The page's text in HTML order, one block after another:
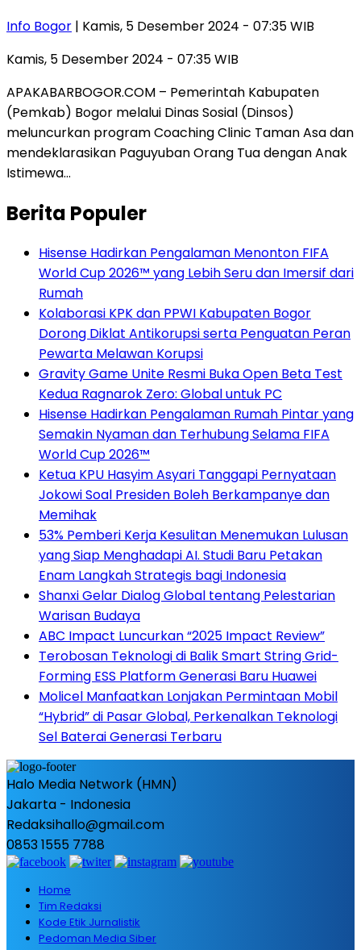
Info Bogor | Kamis, 5 Desember 2024 - 07:35 WIB
Kamis, 5 Desember 2024 - 07:35 WIB
APAKABARBOGOR.COM – Pemerintah Kabupaten
(Pemkab) Bogor melalui Dinas Sosial (Dinsos)
meluncurkan program Coaching Clinic Taman Asa dan
mendeklarasikan Paguyuban Orang Tua dengan Anak
Istimewa…
Berita Populer
Hisense Hadirkan Pengalaman Menonton FIFA
World Cup 2026™ yang Lebih Seru dan Imersif dari
Rumah
Kolaborasi KPK dan PPWI Kabupaten Bogor
Dorong Diklat Antikorupsi serta Penguatan Peran
Pewarta Melawan Korupsi
Gravity Game Unite Resmi Buka Open Beta Test
Kedua Ragnarok Zero: Global untuk PC
Hisense Hadirkan Pengalaman Rumah Pintar yang
Semakin Nyaman dan Terhubung Selama FIFA
World Cup 2026™
Ketua KPU Hasyim Asyari Tanggapi Pernyataan
Jokowi Soal Presiden Boleh Berkampanye dan
Memihak
53% Pemberi Kerja Kesulitan Menemukan Lulusan
yang Siap Menghadapi AI. Studi Baru Petakan
Enam Langkah Strategis bagi Indonesia
Shanxi Gelar Dialog Global tentang Pelestarian
Warisan Budaya
ABC Impact Luncurkan “2025 Impact Review”
Terobosan Teknologi di Balik Smart String Grid-
Forming ESS Platform Generasi Baru Huawei
Molicel Manfaatkan Lonjakan Permintaan Mobil
“Hybrid” di Pasar Global, Perkenalkan Teknologi
Sel Baterai Generasi Terbaru
Halo Media Network (HMN)
Jakarta - Indonesia
Redaksihallo@gmail.com
0853 1555 7788
Home
Tim Redaksi
Kode Etik Jurnalistik
Pedoman Media Siber